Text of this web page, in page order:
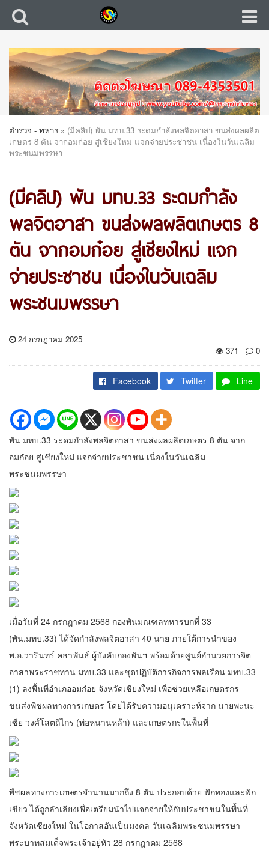
ตำรวจ - ทหาร » (มีคลิป) พัน มทบ.33 ระดมกำลังพลจิตอาสา ขนส่งผลผลิต
เกษตร 8 ตัน จากอมก๋อย สู่เชียงใหม่ แจกจ่ายประชาชน เนื่องในวันเฉลิม
พระชนมพรรษา
(มีคลิป) พัน มทบ.33 ระดมกำลัง
พลจิตอาสา ขนส่งผลผลิตเกษตร 8
ตัน จากอมก๋อย สู่เชียงใหม่ แจก
จ่ายประชาชน เนื่องในวันเฉลิม
พระชนมพรรษา
24 กรกฎาคม 2025
371
0
Facebook Twitter Line
พัน มทบ.33 ระดมกำลังพลจิตอาสา ขนส่งผลผลิตเกษตร 8 ตัน จาก
อมก๋อย สู่เชียงใหม่ แจกจ่ายประชาชน เนื่องในวันเฉลิม
พระชนมพรรษา
เมื่อวันที่ 24 กรกฎาคม 2568 กองพันมณฑลทหารบกที่ 33
(พัน.มทบ.33) ได้จัดกำลังพลจิตอาสา 40 นาย ภายใต้การนำของ
พ.อ.วารินทร์ คธาพันธ์ ผู้บังคับกองพันฯ พร้อมด้วยศูนย์อำนวยการจิต
อาสาพระราชทาน มทบ.33 และชุดปฏิบัติการกิจการพลเรือน มทบ.33
(1) ลงพื้นที่อำเภออมก๋อย จังหวัดเชียงใหม่ เพื่อช่วยเหลือเกษตรกร
ขนส่งพืชผลทางการเกษตร โดยได้รับความอนุเคราะห์จาก นายพะนะ
เซีย วงศ์โสตถิไกร (พ่อหนานหล้า) และเกษตรกรในพื้นที่
พืชผลทางการเกษตรจำนวนมากถึง 8 ตัน ประกอบด้วย ฟักทองและฟัก
เขียว ได้ถูกลำเลียงเพื่อเตรียมนำไปแจกจ่ายให้กับประชาชนในพื้นที่
จังหวัดเชียงใหม่ ในโอกาสอันเป็นมงคล วันเฉลิมพระชนมพรรษา
พระบาทสมเด็จพระเจ้าอยู่หัว 28 กรกฎาคม 2568